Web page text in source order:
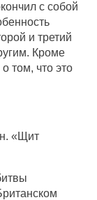
с собой
и третий
Кроме
том, что это
«Щит